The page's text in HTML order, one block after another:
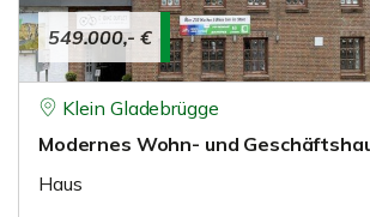
549.000,- €
Klein Gladebrügge
Modernes Wohn- und
Haus